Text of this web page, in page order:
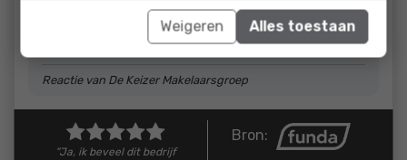
vertrouwen en openheid maakten de
samenwerking extra prettig. Heel veel geluk met
de volgende stap!
Reactie van De Keizer Makelaarsgroep
"Ja, ik beveel dit bedrijf
Bron:
Weigeren Alles toestaan